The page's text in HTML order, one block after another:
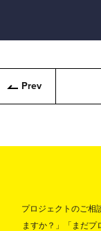
Prev
プロジェクトのご相
ますか？」「まだプ